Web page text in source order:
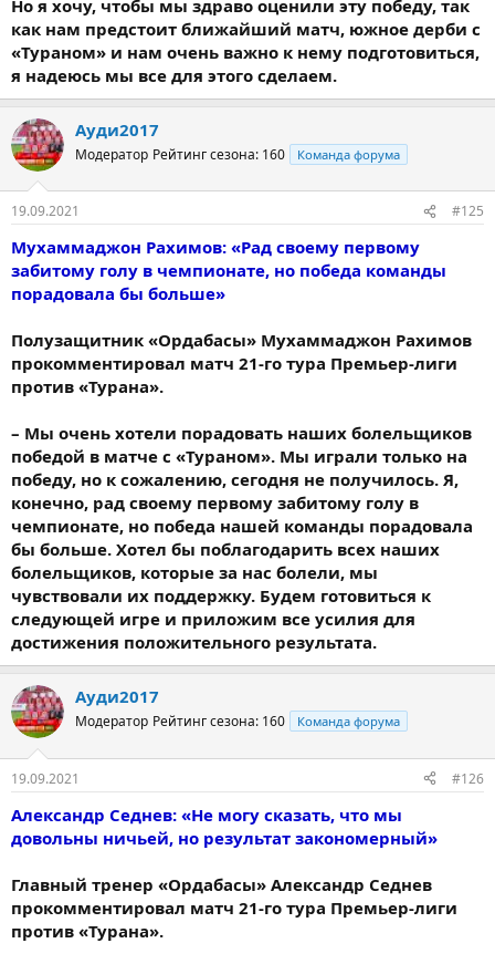
Но я хочу, чтобы мы здраво оценили эту победу, так
как нам предстоит ближайший матч, южное дерби с
«Тураном» и нам очень важно к нему подготовиться,
я надеюсь мы все для этого сделаем.
Ауди2017
Модератор Рейтинг сезона: 160 Команда форума
19.09.2021 #125
Мухаммаджон Рахимов: «Рад своему первому
забитому голу в чемпионате, но победа команды
порадовала бы больше»
Полузащитник «Ордабасы» Мухаммаджон Рахимов
прокомментировал матч 21-го тура Премьер-лиги
против «Турана».
– Мы очень хотели порадовать наших болельщиков
победой в матче с «Тураном». Мы играли только на
победу, но к сожалению, сегодня не получилось. Я,
конечно, рад своему первому забитому голу в
чемпионате, но победа нашей команды порадовала
бы больше. Хотел бы поблагодарить всех наших
болельщиков, которые за нас болели, мы
чувствовали их поддержку. Будем готовиться к
следующей игре и приложим все усилия для
достижения положительного результата.
Ауди2017
Модератор Рейтинг сезона: 160 Команда форума
19.09.2021 #126
Александр Седнев: «Не могу сказать, что мы
довольны ничьей, но результат закономерный»
Главный тренер «Ордабасы» Александр Седнев
прокомментировал матч 21-го тура Премьер-лиги
против «Турана».